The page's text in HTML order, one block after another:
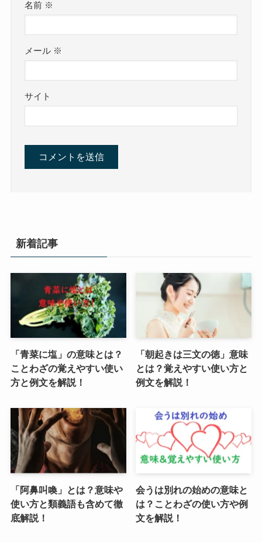
名前 ※
メール ※
サイト
新着記事
「青菜に塩」の意味とは？
ことわざの覚えやすい使い
方と例文を解説！
「朝起きは三文の徳」意味
とは？覚えやすい使い方と
例文を解説！
「阿鼻叫喚」とは？意味や
使い方と類義語も含めて徹
底解説！
会うは別れの始めの意味と
は？ことわざの使い方や例
文を解説！